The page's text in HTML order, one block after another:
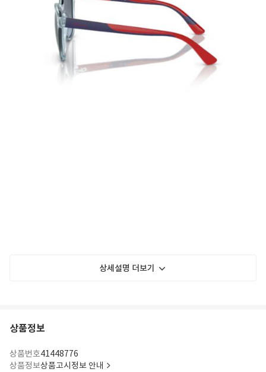
상세설명 더보기
상품정보
상품번호41448776
상품정보상품고시정보 안내